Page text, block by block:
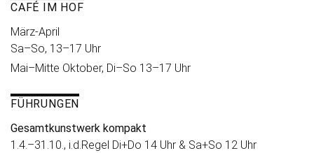
CAFÉ IM HOF
März-April
Sa–So, 13–17 Uhr
Mai–Mitte Oktober, Di–So 13–17 Uhr
FÜHRUNGEN
Gesamtkunstwerk kompakt
1.4.–31.10., i.d.Regel Di+Do 14 Uhr & Sa+So 12 Uhr